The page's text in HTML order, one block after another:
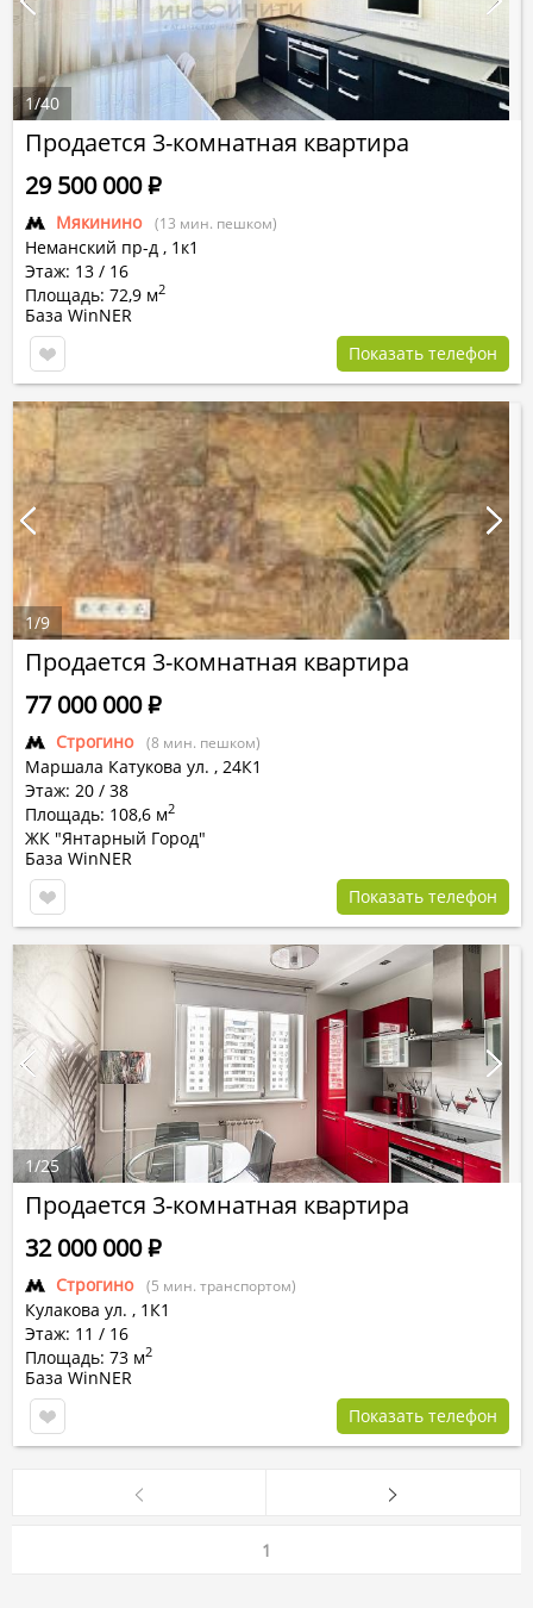
Продается 3-комнатная квартира
Мякинино (13 мин. пешком)
Неманский пр-д , 1к1
Этаж: 13 / 16
Площадь: 72,9 м2
29 500 000Р
База WinNER
Показать телефон
1/40
Продается 3-комнатная квартира
Строгино (8 мин. пешком)
Маршала Катукова ул. , 24К1
Этаж: 20 / 38
Площадь: 108,6 м2
ЖК "Янтарный Город"
77 000 000Р
База WinNER
Показать телефон
1/9
Продается 3-комнатная квартира
Строгино (5 мин. транспортом)
Кулакова ул. , 1К1
Этаж: 11 / 16
Площадь: 73 м2
32 000 000Р
База WinNER
Показать телефон
1/25
1